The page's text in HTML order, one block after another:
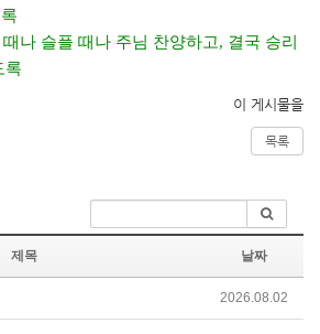
나 슬플 때나 주님 찬양하고, 결국 승리
록
이 게시물을
목록
제목 날짜
2026.08.02